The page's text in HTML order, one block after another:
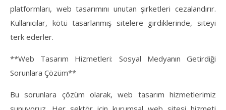
platformları, web tasarımını unutan şirketleri cezalandırır.
Kullanıcılar, kötü tasarlanmış sitelere girdiklerinde, siteyi
terk ederler.
**Web Tasarım Hizmetleri: Sosyal Medyanın Getirdiği
Sorunlara Çözüm**
Bu sorunlara çözüm olarak, web tasarım hizmetlerimiz